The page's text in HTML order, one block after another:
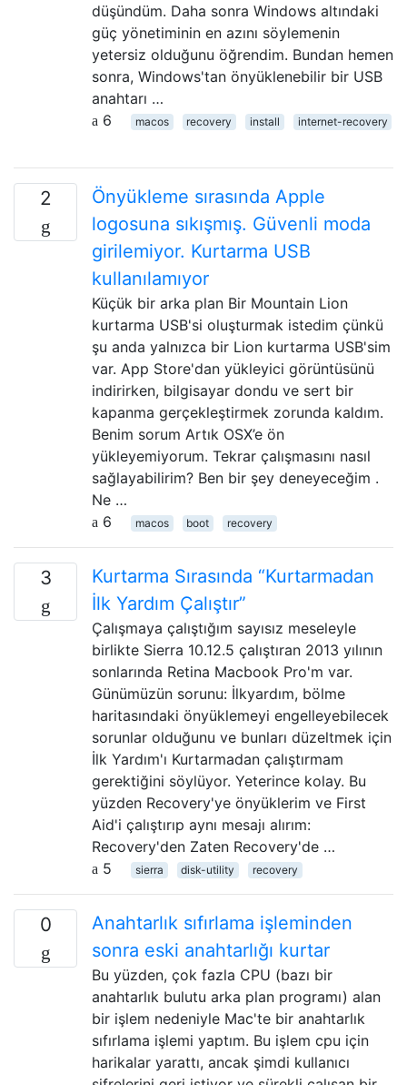
düşündüm. Daha sonra Windows altındaki
güç yönetiminin en azını söylemenin
yetersiz olduğunu öğrendim. Bundan hemen
sonra, Windows'tan önyüklenebilir bir USB
anahtarı …
6
macos recovery install internet-recovery
2
Önyükleme sırasında Apple
logosuna sıkışmış. Güvenli moda
girilemiyor. Kurtarma USB
kullanılamıyor
Küçük bir arka plan Bir Mountain Lion
kurtarma USB'si oluşturmak istedim çünkü
şu anda yalnızca bir Lion kurtarma USB'sim
var. App Store'dan yükleyici görüntüsünü
indirirken, bilgisayar dondu ve sert bir
kapanma gerçekleştirmek zorunda kaldım.
Benim sorum Artık OSX’e ön
yükleyemiyorum. Tekrar çalışmasını nasıl
sağlayabilirim? Ben bir şey deneyeceğim .
Ne …
6
macos boot recovery
3
Kurtarma Sırasında “Kurtarmadan
İlk Yardım Çalıştır”
Çalışmaya çalıştığım sayısız meseleyle
birlikte Sierra 10.12.5 çalıştıran 2013 yılının
sonlarında Retina Macbook Pro'm var.
Günümüzün sorunu: İlkyardım, bölme
haritasındaki önyüklemeyi engelleyebilecek
sorunlar olduğunu ve bunları düzeltmek için
İlk Yardım'ı Kurtarmadan çalıştırmam
gerektiğini söylüyor. Yeterince kolay. Bu
yüzden Recovery'ye önyüklerim ve First
Aid'i çalıştırıp aynı mesajı alırım:
Recovery'den Zaten Recovery'de …
5
sierra disk-utility recovery
0
Anahtarlık sıfırlama işleminden
sonra eski anahtarlığı kurtar
Bu yüzden, çok fazla CPU (bazı bir
anahtarlık bulutu arka plan programı) alan
bir işlem nedeniyle Mac'te bir anahtarlık
sıfırlama işlemi yaptım. Bu işlem cpu için
harikalar yarattı, ancak şimdi kullanıcı